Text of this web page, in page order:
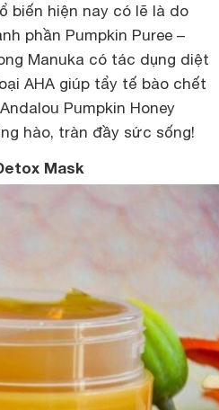
biến hiện nay có lẽ là do
phần Pumpkin Puree –
Manuka có tác dụng diệt
AHA giúp tẩy tế bào chết
Pumpkin Honey
hào, tràn đầy sức sống!
Mask